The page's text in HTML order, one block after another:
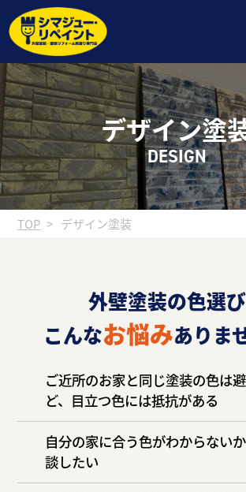
デザイン塗
DESIGN
TOP デザイン塗装
外壁塗装の色選
こんなお悩みありま
ご近所のお家と同じ塗装の色は
ど、目立つ色には抵抗がある
自分の家に合う色がわからない
談したい